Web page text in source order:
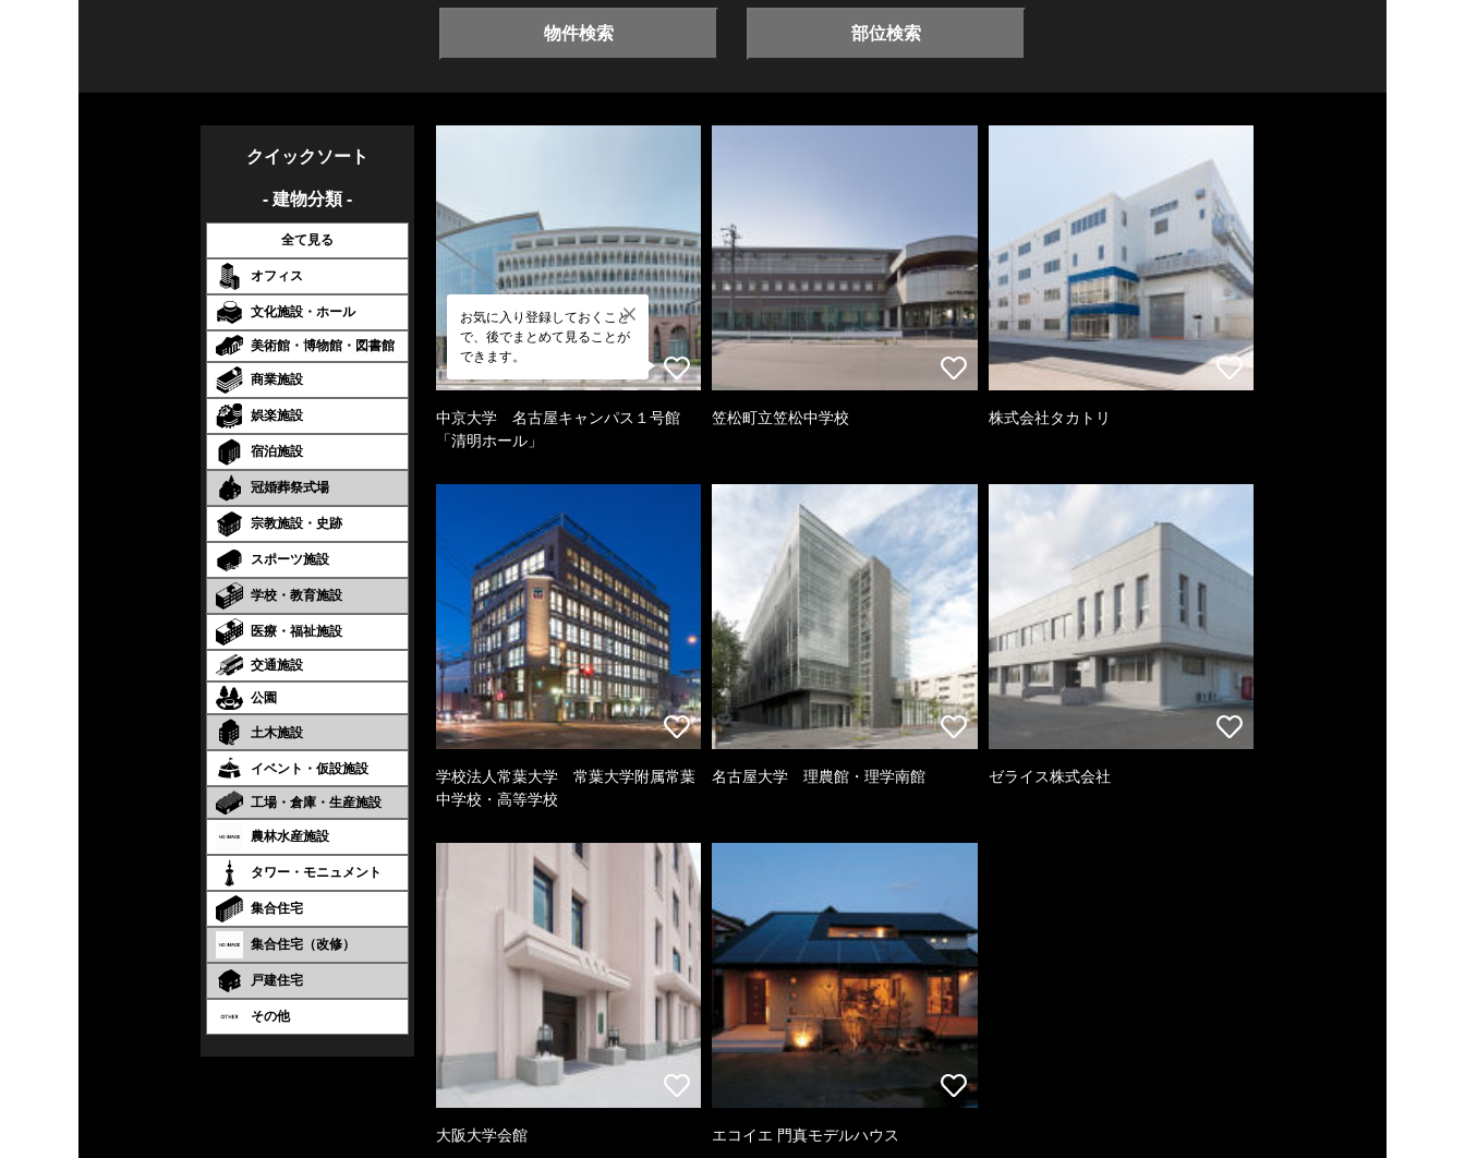
物件検索 部位検索
クイックソート
- 建物分類 -
全て見る
オフィス
文化施設・ホール
美術館・博物館・図書館
商業施設
娯楽施設
宿泊施設
冠婚葬祭式場
宗教施設・史跡
スポーツ施設
学校・教育施設
医療・福祉施設
交通施設
公園
土木施設
イベント・仮設施設
工場・倉庫・生産施設
農林水産施設
タワー・モニュメント
集合住宅
集合住宅（改修）
戸建住宅
その他
お気に入り登録しておくこと
で、後でまとめて見ることが
できます。
中京大学 名古屋キャンパス１号館
「清明ホール」
笠松町立笠松中学校 株式会社タカトリ
学校法人常葉大学 常葉大学附属常葉
中学校・高等学校
名古屋大学 理農館・理学南館 ゼライス株式会社
大阪大学会館 エコイエ 門真モデルハウス